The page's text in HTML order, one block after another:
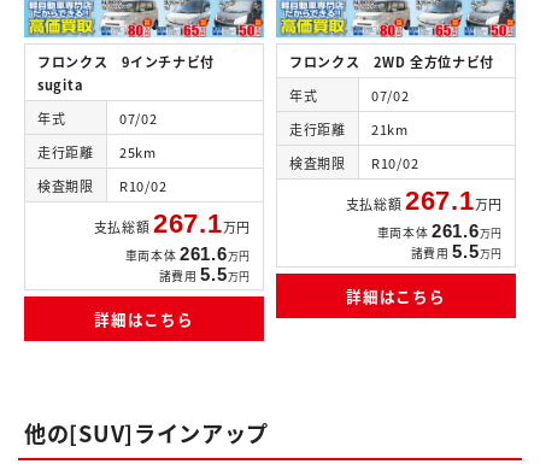
フロンクス 9インチナビ付
sugita
年式
07/02
走行距離
25km
検査期限
R10/02
支払総額267.1万円
車両本体 261.6万円
諸費用 5.5万円
詳細はこちら
フロンクス 2WD 全方位ナビ付
年式
07/02
走行距離
21km
検査期限
R10/02
支払総額267.1万円
車両本体 261.6万円
諸費用 5.5万円
詳細はこちら
他の[SUV]ラインアップ